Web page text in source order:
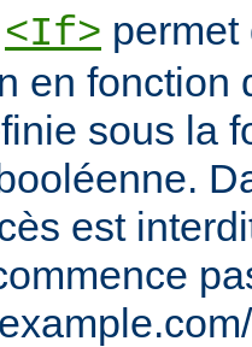
<If> permet
en fonction
sous la
est